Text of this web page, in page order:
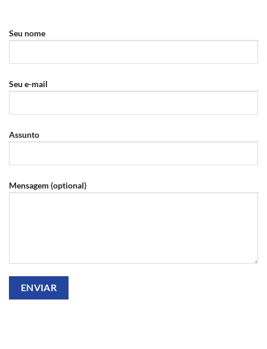
Seu nome
Seu e-mail
Assunto
Mensagem (optional)